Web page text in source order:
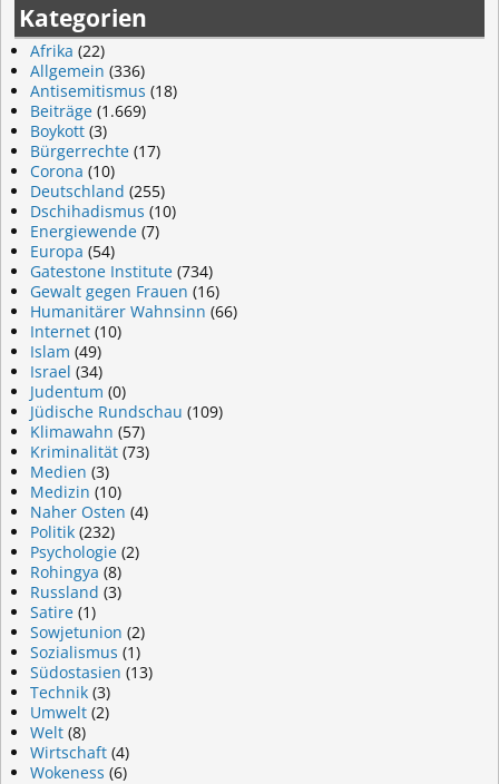
Kategorien
Afrika (22)
Allgemein (336)
Antisemitismus (18)
Beiträge (1.669)
Boykott (3)
Bürgerrechte (17)
Corona (10)
Deutschland (255)
Dschihadismus (10)
Energiewende (7)
Europa (54)
Gatestone Institute (734)
Gewalt gegen Frauen (16)
Humanitärer Wahnsinn (66)
Internet (10)
Islam (49)
Israel (34)
Judentum (0)
Jüdische Rundschau (109)
Klimawahn (57)
Kriminalität (73)
Medien (3)
Medizin (10)
Naher Osten (4)
Politik (232)
Psychologie (2)
Rohingya (8)
Russland (3)
Satire (1)
Sowjetunion (2)
Sozialismus (1)
Südostasien (13)
Technik (3)
Umwelt (2)
Welt (8)
Wirtschaft (4)
Wokeness (6)